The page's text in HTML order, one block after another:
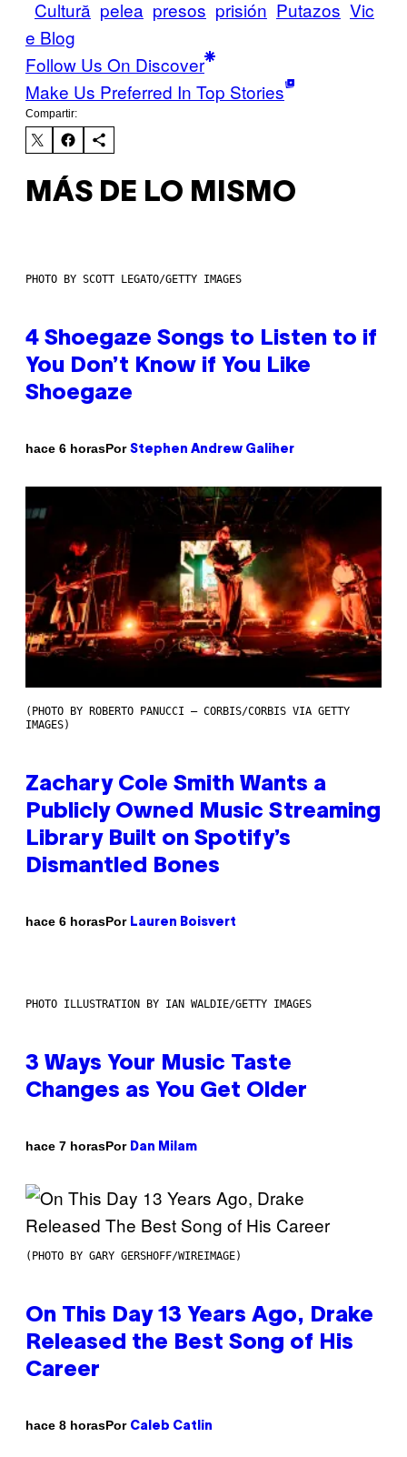
Cultură pelea presos prisión Putazos Vic
e Blog
Follow Us On Discover
Make Us Preferred In Top Stories
Compartir:
MÁS DE LO MISMO
PHOTO BY SCOTT LEGATO/GETTY IMAGES
4 Shoegaze Songs to Listen to if
You Don’t Know if You Like
Shoegaze
hace 6 horasPor Stephen Andrew Galiher
(PHOTO BY ROBERTO PANUCCI – CORBIS/CORBIS VIA GETTY
IMAGES)
Zachary Cole Smith Wants a
Publicly Owned Music Streaming
Library Built on Spotify’s
Dismantled Bones
hace 6 horasPor Lauren Boisvert
PHOTO ILLUSTRATION BY IAN WALDIE/GETTY IMAGES
3 Ways Your Music Taste
Changes as You Get Older
hace 7 horasPor Dan Milam
(PHOTO BY GARY GERSHOFF/WIREIMAGE)
On This Day 13 Years Ago, Drake
Released the Best Song of His
Career
hace 8 horasPor Caleb Catlin